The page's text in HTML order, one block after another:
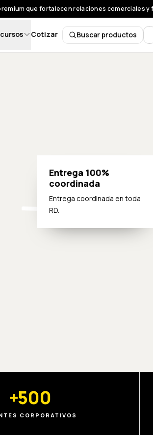
que fortalecen relaciones comerciales y
Cotizar Buscar productos
Buscar
Entrega 100%
coordinada
Entrega coordinada en toda
RD.
+500
CORPORATIVOS